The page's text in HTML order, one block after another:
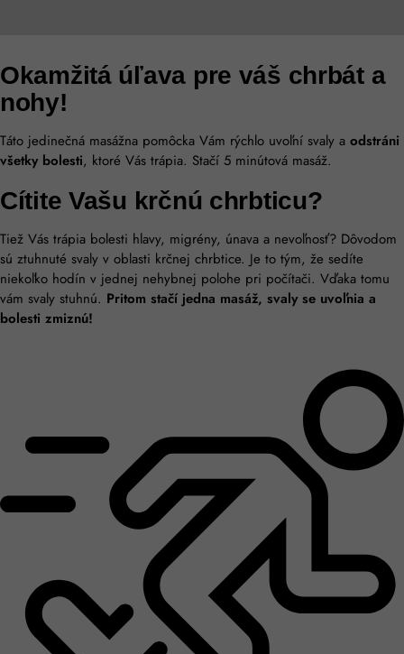
Okamžitá úľava pre váš chrbát a
nohy!
Táto jedinečná masážna pomôcka Vám rýchlo uvoľní svaly a odstráni
všetky bolesti, ktoré Vás trápia. Stačí 5 minútová masáž.
Cítite Vašu krčnú chrbticu?​
Tiež Vás trápia bolesti hlavy, migrény, únava a nevoľnosť? Dôvodom
sú ztuhnuté svaly v oblasti krčnej chrbtice. Je to tým, že sedíte
niekoľko hodín v jednej nehybnej polohe pri počítači. Vďaka tomu
vám svaly stuhnú. Pritom stačí jedna masáž, svaly se uvoľnia a
bolesti zmiznú!